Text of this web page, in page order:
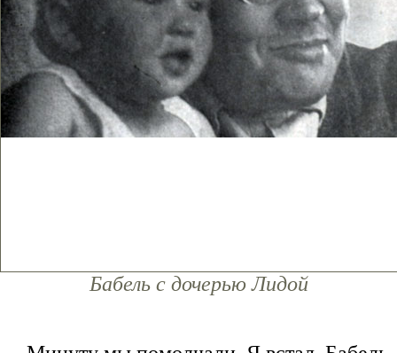
Бабель с дочерью Лидой